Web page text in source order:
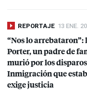
REPORTAJE 13 ENE.
“Nos lo
Porter, un padre de
murió por los
Inmigración que
exige justicia